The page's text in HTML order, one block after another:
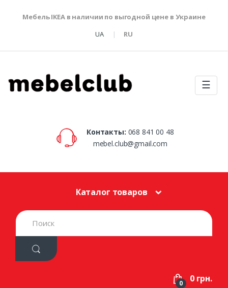
Мебель IKEA в наличии по выгодной цене в Украине
UA
RU
☰
Контакты: 068 841 00 48
mebel.club@gmail.com
Каталог товаров
S
e
h
0 0 грн.